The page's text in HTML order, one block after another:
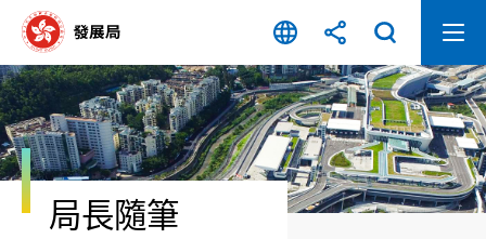
容
開
始
局長隨筆